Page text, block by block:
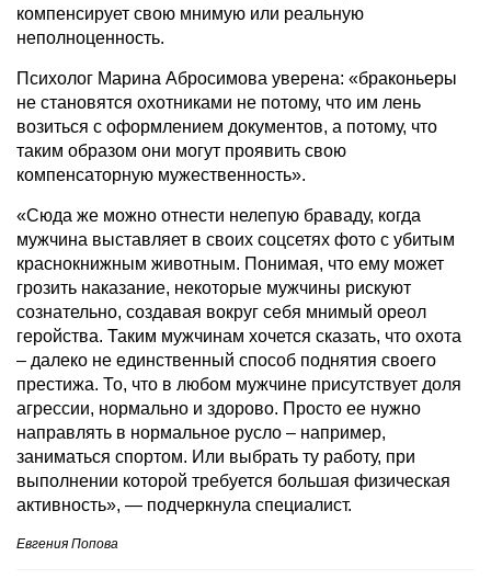
компенсирует свою мнимую или реальную
неполноценность.
Психолог Марина Абросимова уверена: «браконьеры
не становятся охотниками не потому, что им лень
возиться с оформлением документов, а потому, что
таким образом они могут проявить свою
компенсаторную мужественность».
«Сюда же можно отнести нелепую браваду, когда
мужчина выставляет в своих соцсетях фото с убитым
краснокнижным животным. Понимая, что ему может
грозить наказание, некоторые мужчины рискуют
сознательно, создавая вокруг себя мнимый ореол
геройства. Таким мужчинам хочется сказать, что охота
– далеко не единственный способ поднятия своего
престижа. То, что в любом мужчине присутствует доля
агрессии, нормально и здорово. Просто ее нужно
направлять в нормальное русло – например,
заниматься спортом. Или выбрать ту работу, при
выполнении которой требуется большая физическая
активность», — подчеркнула специалист.
Евгения Попова